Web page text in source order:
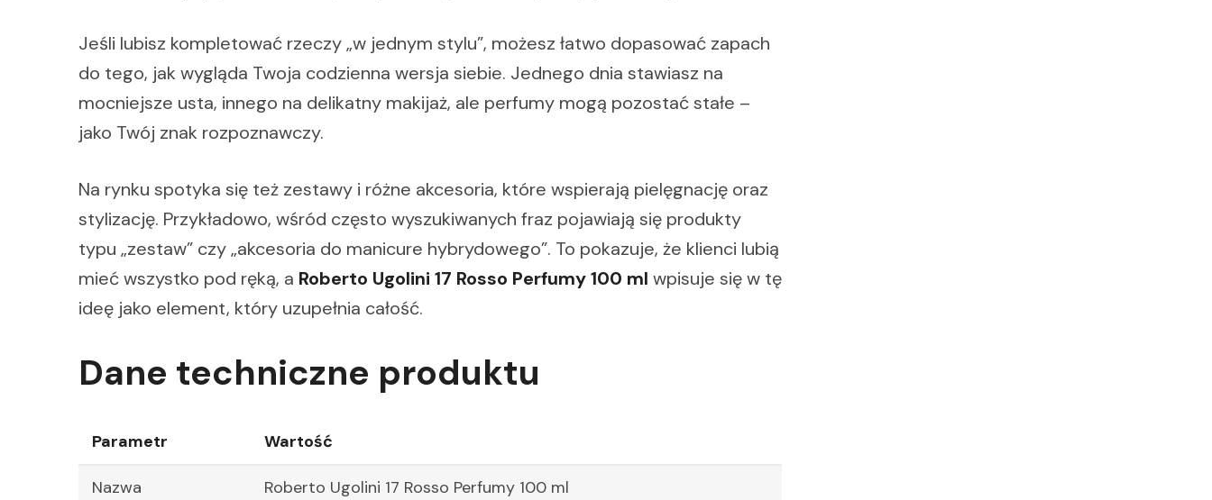
Jeśli lubisz kompletować rzeczy „w jednym stylu”, możesz łatwo dopasować zapach
do tego, jak wygląda Twoja codzienna wersja siebie. Jednego dnia stawiasz na
mocniejsze usta, innego na delikatny makijaż, ale perfumy mogą pozostać stałe –
jako Twój znak rozpoznawczy.
Na rynku spotyka się też zestawy i różne akcesoria, które wspierają pielęgnację oraz
stylizację. Przykładowo, wśród często wyszukiwanych fraz pojawiają się produkty
typu „zestaw” czy „akcesoria do manicure hybrydowego”. To pokazuje, że klienci lubią
mieć wszystko pod ręką, a Roberto Ugolini 17 Rosso Perfumy 100 ml wpisuje się w tę
ideę jako element, który uzupełnia całość.
Dane techniczne produktu
Parametr Wartość
Nazwa Roberto Ugolini 17 Rosso Perfumy 100 ml